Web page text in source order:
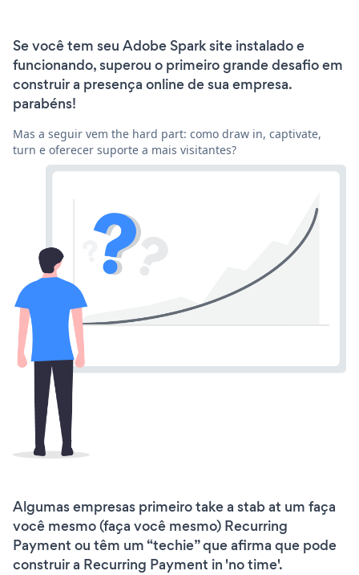
Se você tem seu Adobe Spark site instalado e
funcionando, superou o primeiro grande desafio em
construir a presença online de sua empresa.
parabéns!
Mas a seguir vem the hard part: como draw in, captivate,
turn e oferecer suporte a mais visitantes?
Algumas empresas primeiro take a stab at um faça
você mesmo (faça você mesmo) Recurring
Payment ou têm um “techie” que afirma que pode
construir a Recurring Payment in 'no time'.